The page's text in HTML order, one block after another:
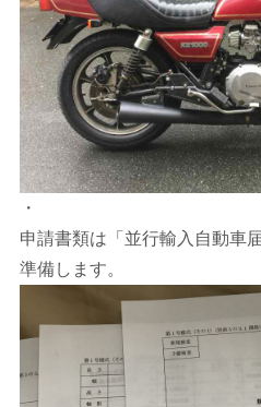
・
申請書類は「並行輸入自動車
準備します。